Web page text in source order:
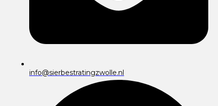
info@sierbestratingzwolle.nl